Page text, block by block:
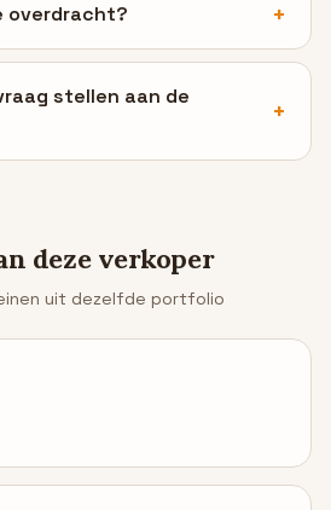
overdracht?
stellen aan de
deze verkoper
uit dezelfde portfolio